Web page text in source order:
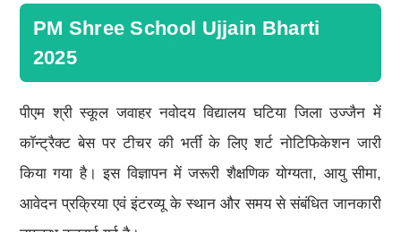
PM Shree School Ujjain Bharti
2025
पीएम श्री स्कूल जवाहर नवोदय विद्यालय घटिया जिला उज्जैन में
कॉन्ट्रैक्ट बेस पर टीचर की भर्ती के लिए शर्ट नोटिफिकेशन जारी
किया गया है। इस विज्ञापन में जरूरी शैक्षणिक योग्यता, आयु सीमा,
आवेदन प्रक्रिया एवं इंटरव्यू के स्थान और समय से संबंधित जानकारी